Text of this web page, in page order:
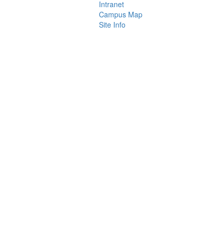
Intranet
Campus Map
Site Info